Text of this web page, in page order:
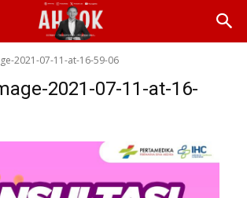
2021-07-11-at-16-59-06
2021-07-11-at-16-